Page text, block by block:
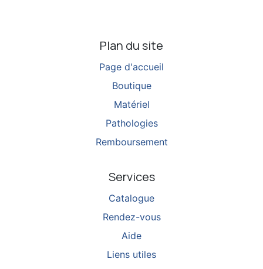
Plan du site
Page d'accueil
Boutique
Matériel
Pathologies
Remboursement
Services
Catalogue
Rendez-vous
Aide
Liens utiles